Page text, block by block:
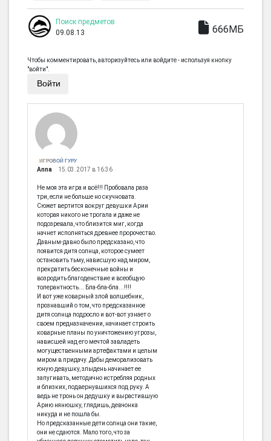
Поиск предметов
09.08.13
666МБ
Чтобы комментировать, авторизуйтесь или войдите - используя кнопку
"войти".
Войти
ИГРОВОЙ ГУРУ
Anna 15.03.2017 в 16:36
Не моя эта игра и всё!!! Пробовала раза
три, если не больше но скучновата.
Сюжет вертится вокруг девушки Арии
которая никого не трогала и даже не
подозревала, что близится миг, когда
начнет исполняться древнее пророчество.
Давным-давно было предсказано, что
появится дитя солнца, которое сумеет
остановить тьму, нависшую над миром,
прекратить бесконечные войны и
возродить благоденствие и всеобщую
толерантность... Бла-бла-бла...!!!!
И вот уже коварный злой волшебник,
прознавший о том, что предсказанное
дитя солнца подросло и вот-вот узнает о
своем предназначении, начинает строить
коварные планы по уничтожению угрозы,
нависшей над его мечтой завладеть
могущественными артефактами и целым
миром в придачу. Дабы деморализовать
юную девушку, злыдень начинает ее
запугивать, методично истребляя родных
и близких, подвернувшихся под руку. А
ведь не тронь он дедушку и вырастившую
Арию нянюшку, глядишь, девчонка
никуда и не пошла бы.
Но предсказанные дети солнца они такие,
они не сдаются. Мало того, что за